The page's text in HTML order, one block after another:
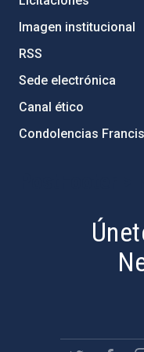
Imagen institucional
RSS
Sede electrónica
Canal ético
Condolencias